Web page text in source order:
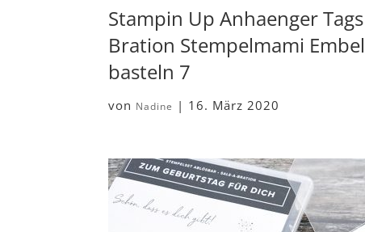
Stampin Up Anhaenger
Bration Stempelmami
basteln 7
von Nadine | 16. März 2020